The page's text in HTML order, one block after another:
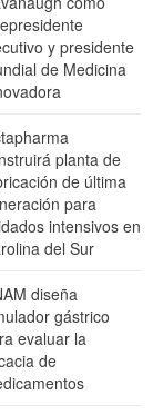
y presidente
de Medicina
planta de
de última
para
intensivos en
del Sur
diseña
gástrico
evaluar la
de